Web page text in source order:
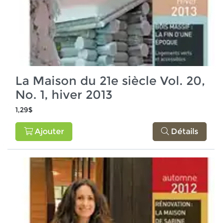
La Maison du 21e siècle Vol. 20,
No. 1, hiver 2013
1,29$
Ajouter Détails